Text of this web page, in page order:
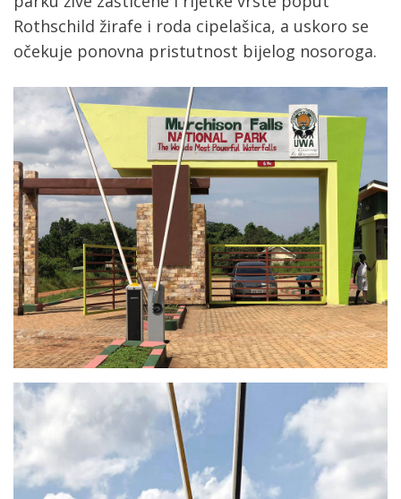
Rothschild žirafe i roda cipelašica, a uskoro se
očekuje ponovna pristutnost bijelog nosoroga.